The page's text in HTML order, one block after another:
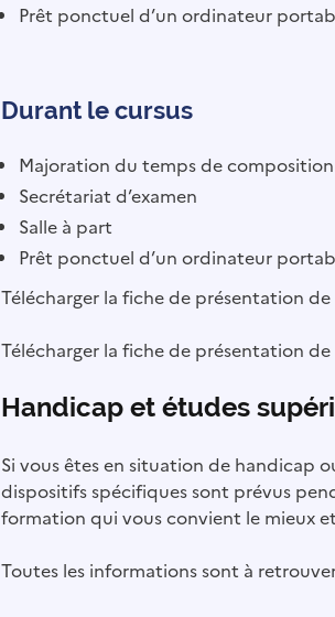
Prêt ponctuel d’un ordinateur
Durant le cursus
Majoration du temps de composition
Secrétariat d’examen
Salle à part
Prêt ponctuel d’un ordinateur
Télécharger la fiche de présentation
Télécharger la fiche de présentation
Handicap et études
Si vous êtes en situation de handicap
dispositifs spécifiques sont prévus
formation qui vous convient le mieux
Toutes les informations sont à